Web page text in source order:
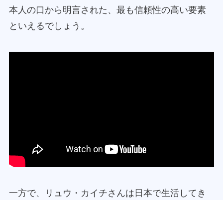
本人の口から明言された、最も信頼性の高い要素
といえるでしょう。
一方で、リュウ・カイチさんは日本で生活してき